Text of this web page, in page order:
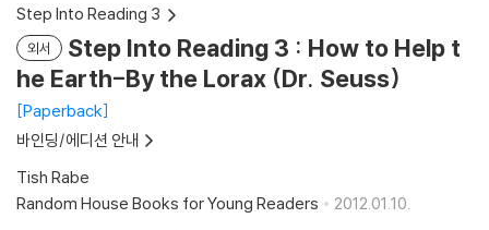
Step Into Reading 3
외서
Step Into Reading 3 : How to Help t
he Earth-By the Lorax (Dr. Seuss)
Paperback
바인딩/에디션 안내
Tish Rabe
Random House Books for Young Readers
2012.01.10.